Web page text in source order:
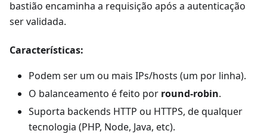
bastião encaminha a requisição após a autenticação
ser validada.
Características:
Podem ser um ou mais IPs/hosts (um por linha).
O balanceamento é feito por round-robin.
Suporta backends HTTP ou HTTPS, de qualquer
tecnologia (PHP, Node, Java, etc).